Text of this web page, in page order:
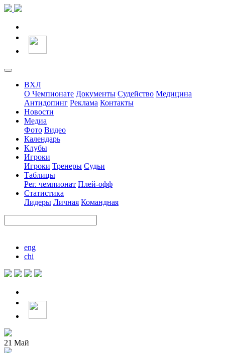
ВХЛ
О Чемпионате Документы Судейство Медицина
Антидопинг Реклама Контакты
Новости
Медиа
Фото Видео
Календарь
Клубы
Игроки
Игроки Тренеры Судьи
Таблицы
Рег. чемпионат Плей-офф
Статистика
Лидеры Личная Командная
eng
chi
21 Май